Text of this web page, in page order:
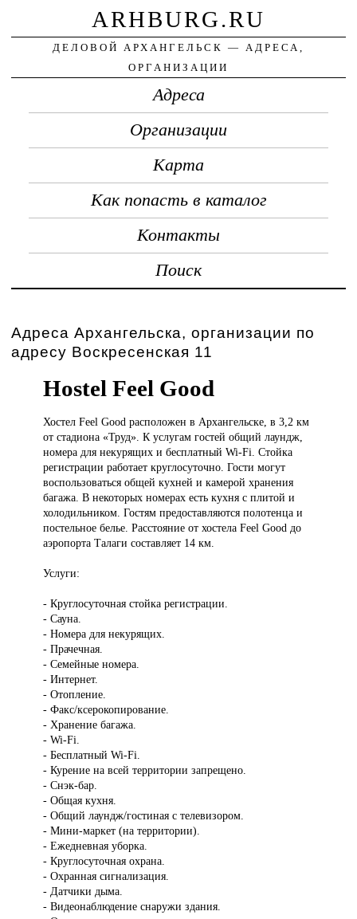
ARHBURG.RU
ДЕЛОВОЙ АРХАНГЕЛЬСК — АДРЕСА,
ОРГАНИЗАЦИИ
Адреса
Организации
Карта
Как попасть в каталог
Контакты
Поиск
Адреса Архангельска, организации по
адресу Воскресенская 11
Hostel Feel Good
Хостел FeelGood расположен в Архангельске, в 3,2 км
от стадиона «Труд». К услугам гостей общий лаундж,
номера для некурящих и бесплатный Wi-Fi. Стойка
регистрации работает круглосуточно. Гости могут
воспользоваться общей кухней и камерой хранения
багажа. В некоторых номерах есть кухня с плитой и
холодильником. Гостям предоставляются полотенца и
постельное белье. Расстояние от хостела Feel Good до
аэропорта Талаги составляет 14 км.
Услуги:
- Круглосуточная стойка регистрации.
- Сауна.
- Номера для некурящих.
- Прачечная.
- Семейные номера.
- Интернет.
- Отопление.
- Факс/ксерокопирование.
- Хранение багажа.
- Wi-Fi.
- Бесплатный Wi-Fi.
- Курение на всей территории запрещено.
- Снэк-бар.
- Общая кухня.
- Общий лаундж/гостиная с телевизором.
- Мини-маркет (на территории).
- Ежедневная уборка.
- Круглосуточная охрана.
- Охранная сигнализация.
- Датчики дыма.
- Видеонаблюдение снаружи здания.